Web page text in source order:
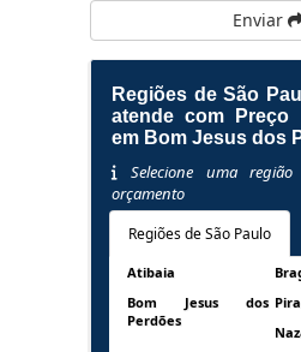
Enviar
Regiões de São
atende com Preço
em Bom Jesus dos
Selecione uma
orçamento
Regiões de São Paulo
Atibaia
Bom Jesus dos
Perdões